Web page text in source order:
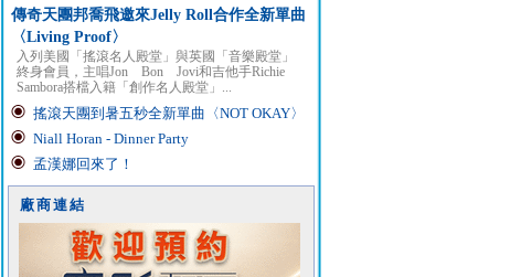
傳奇天團邦喬飛邀來Jelly Roll合作全新單曲
〈Living Proof〉
入列美國「搖滾名人殿堂」與英國「音樂殿堂」
終身會員，主唱Jon Bon Jovi和吉他手Richie
Sambora搭檔入籍「創作名人殿堂」...
搖滾天團到暑五秒全新單曲〈NOT OKAY〉
Niall Horan - Dinner Party
孟漢娜回來了！
廠商連結